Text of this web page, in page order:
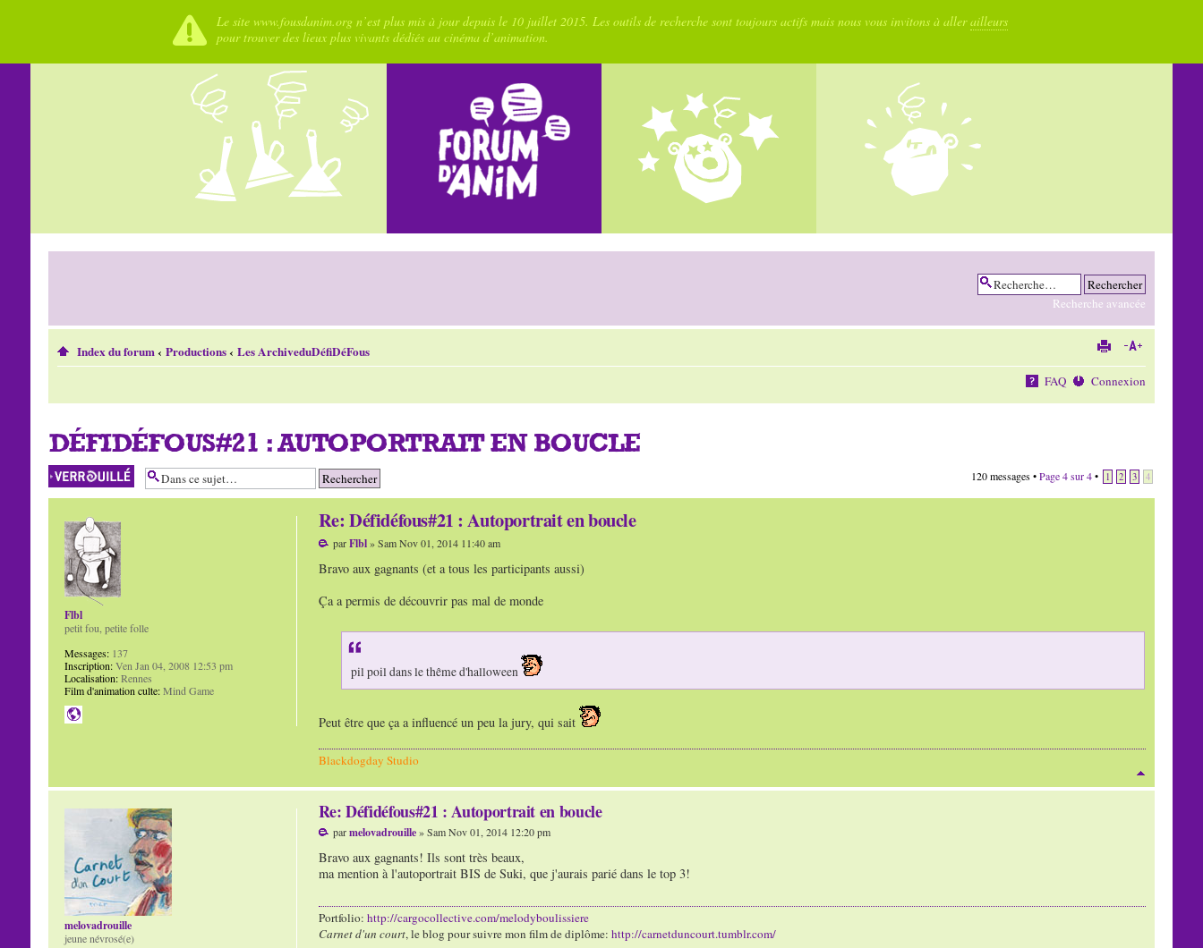
Le site www.fousdanim.org n’est plus mis à jour depuis le 10 juillet 2015. Les outils de recherche sont toujours actifs mais nous vous invitons à allerailleurs
pour trouver des lieux plus vivants dédiés au cinéma d’animation.
Recherche avancée
Index du forum‹ Productions‹ Les ArchiveduDéfiDéFous
FAQ Connexion
DÉFIDÉFOUS#21 : AUTOPORTRAIT EN BOUCLE
Sujet verrouillé 120 messages •Page4sur4• 1 2 3 4
Re: Défidéfous#21 : Autoportrait en boucle
parFlbl» Sam Nov 01, 2014 11:40 am
Bravo aux gagnants (et a tous les participants aussi)
Ça a permis de découvrir pas mal de monde
pil poil dans le thême d'halloween
Peut être que ça a influencé un peu la jury, qui sait
Blackdogday Studio
Flbl
petit fou, petite folle
Messages:137
Inscription:Ven Jan 04, 2008 12:53 pm
Localisation:Rennes
Film d'animation culte:Mind Game
Re: Défidéfous#21 : Autoportrait en boucle
parmelovadrouille» Sam Nov 01, 2014 12:20 pm
Bravo aux gagnants! Ils sont très beaux,
ma mention à l'autoportrait BIS de Suki, que j'aurais parié dans le top 3!
Portfolio: http://cargocollective.com/melodyboulissiere
Carnet d'un court, le blog pour suivre mon film de diplôme: http://carnetduncourt.tumblr.com/
melovadrouille
jeune névrosé(e)